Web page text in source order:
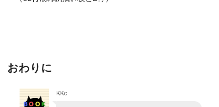
おわりに
KKc